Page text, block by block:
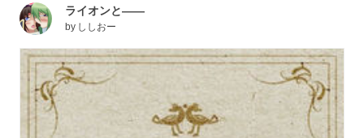
ライオンと――
by ししおー